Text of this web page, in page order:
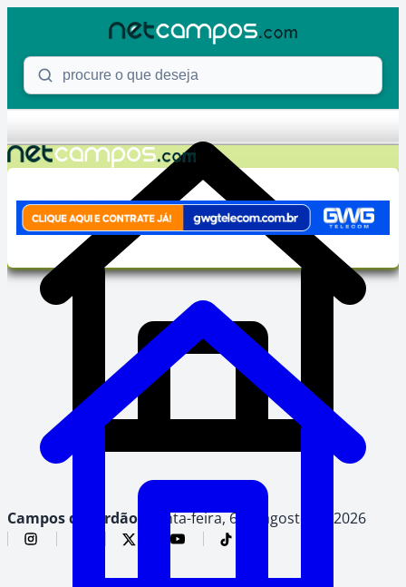
Procure o que deseja
Campos do Jordão, quinta-feira, 6 de agosto de 2026